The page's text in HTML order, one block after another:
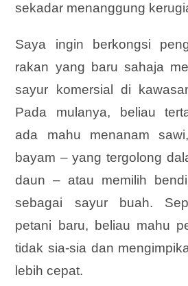
sekadar menanggung
Saya ingin berkongsi
rakan yang baru sahaja
sayur komersial di
Pada mulanya, beliau
ada mahu menanam
bayam – yang tergolong
daun – atau memilih
sebagai sayur buah.
petani baru, beliau mahu
tidak sia-sia dan
lebih cepat.